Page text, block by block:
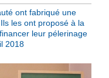
ont fabriqué une
les ont proposé à la
leur pélerinage
2018